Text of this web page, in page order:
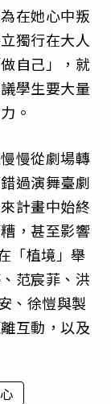
在她心中叛
獨行在大人
自己」，就
學生要大量
。
慢從劇場轉
過演舞臺劇
計畫中始終
，甚至影響
「植境」舉
范宸菲、洪
、徐愷與製
互動，以及